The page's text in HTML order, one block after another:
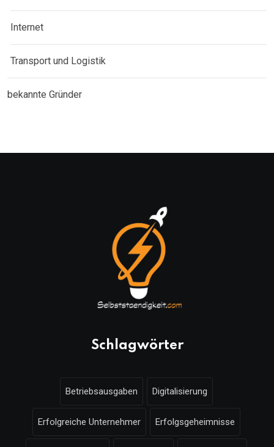
Internet
Transport und Logistik
bekannte Gründer
Schlagwörter
Betriebsausgaben Digitalisierung
Erfolgreiche Unternehmer Erfolgsgeheimnisse